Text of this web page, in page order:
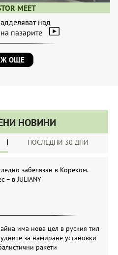
MEET
над
пазарите
ОЩЕ
НОВИНИ
ПОСЛЕДНИ 30 ДНИ
забелязан в Кореком.
– в JULIANY
има нова цел в руския тил
за намиране установки
ракети